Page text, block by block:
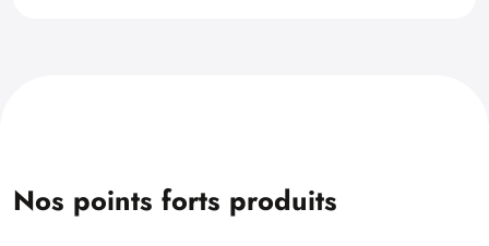
Nos points forts produits